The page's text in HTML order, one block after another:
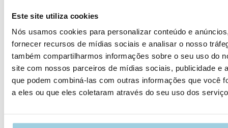
Este site utiliza cookies
Nós usamos cookies para personalizar conteúdo e
fornecer recursos de mídias sociais e analisar o nosso
também compartilharmos informações sobre o seu uso do
site com nossos parceiros de mídias sociais, publicidade e
que podem combiná-las com outras informações que você
a eles ou que eles coletaram através do seu uso dos
How to insert Provox Vega